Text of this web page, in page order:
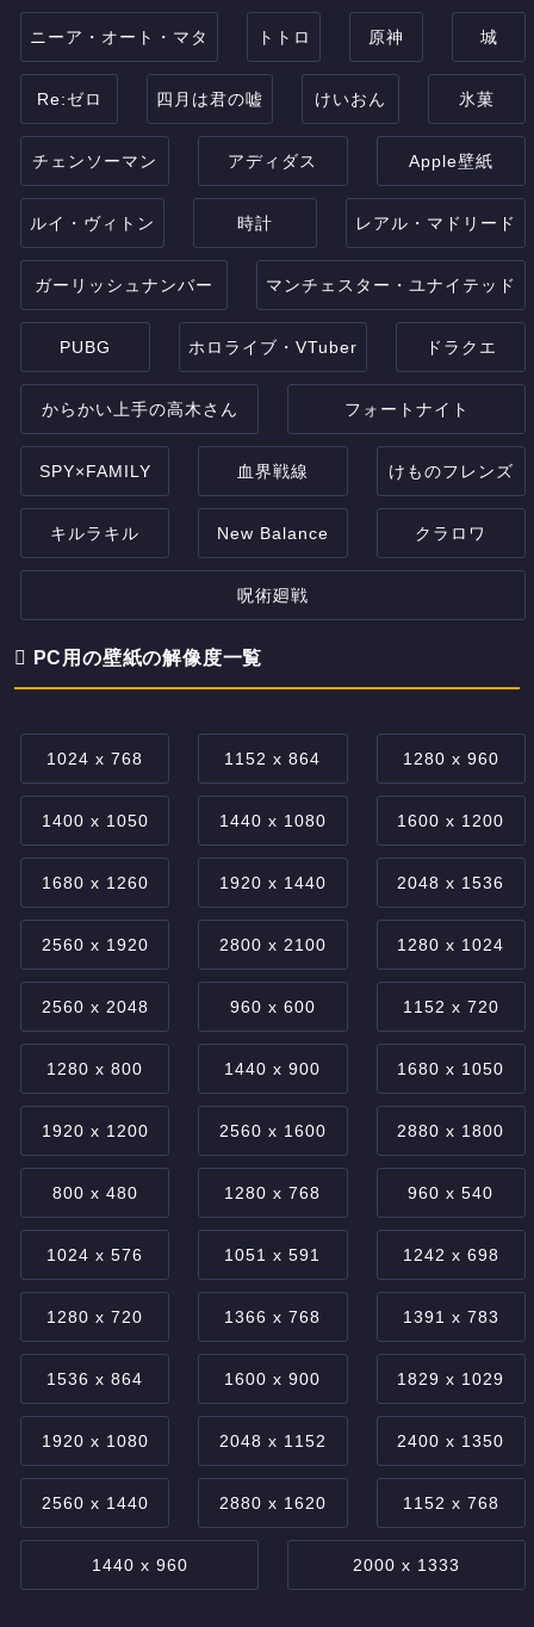
ニーア・オート・マタ トトロ 原神 城
Re:ゼロ 四月は君の嘘 けいおん 氷菓
チェンソーマン アディダス Apple壁紙
ルイ・ヴィトン 時計 レアル・マドリード
ガーリッシュナンバー マンチェスター・ユナイテッド
PUBG ホロライブ・VTuber ドラクエ
からかい上手の高木さん フォートナイト
SPY×FAMILY 血界戦線 けものフレンズ
キルラキル New Balance クラロワ
呪術廻戦
PC用の壁紙の解像度一覧
1024 x 768 1152 x 864 1280 x 960
1400 x 1050 1440 x 1080 1600 x 1200
1680 x 1260 1920 x 1440 2048 x 1536
2560 x 1920 2800 x 2100 1280 x 1024
2560 x 2048 960 x 600 1152 x 720
1280 x 800 1440 x 900 1680 x 1050
1920 x 1200 2560 x 1600 2880 x 1800
800 x 480 1280 x 768 960 x 540
1024 x 576 1051 x 591 1242 x 698
1280 x 720 1366 x 768 1391 x 783
1536 x 864 1600 x 900 1829 x 1029
1920 x 1080 2048 x 1152 2400 x 1350
2560 x 1440 2880 x 1620 1152 x 768
1440 x 960 2000 x 1333